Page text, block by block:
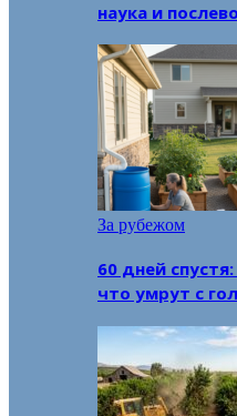
наука и
За рубежом
60 дней
что умрут с